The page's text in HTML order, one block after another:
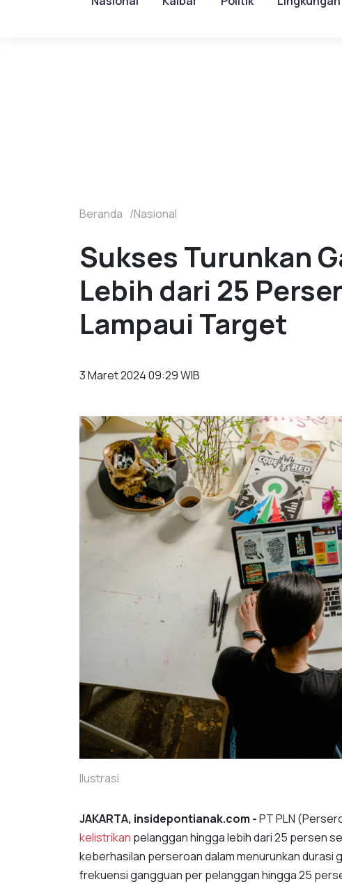
Beranda Nasional
Sukses Turunkan
Lebih dari 25
Lampaui Target
3 Maret 2024 09:29 WIB
Ilustrasi
JAKARTA, insidepontianak.com -PT PLN
kelistrikan pelanggan hingga lebih dari 25 persen
keberhasilan perseroan dalam menurunkan durasi
frekuensi gangguan per pelanggan hingga 25